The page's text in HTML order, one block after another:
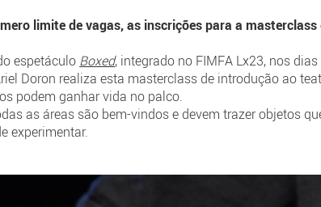
limite de vagas, as inscrições para a masterclass
espetáculo Boxed, integrado no FIMFA Lx23, nos
Doron realiza esta masterclass de introdução ao
podem ganhar vida no palco.
as áreas são bem-vindos e devem trazer objetos
experimentar.